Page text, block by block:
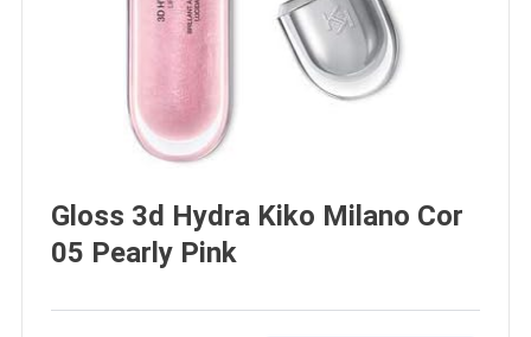
Gloss 3d Hydra Kiko Milano Cor
05 Pearly Pink